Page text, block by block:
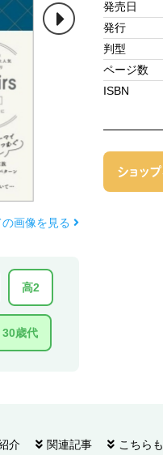
画像を見る
高2
30歳代
発売日
発行
判型
ページ数
ISBN
介 関連記事 こちら